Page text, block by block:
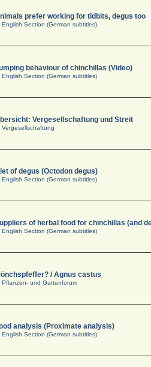
prefer working for tidbits, degus too
English Section (German subtitles)
behaviour of chinchillas (Video)
English Section (German subtitles)
Vergesellschaftung und Streit
Vergesellschaftung
of degus (Octodon degus)
English Section (German subtitles)
of herbal food for chinchillas (and
English Section (German subtitles)
/ Agnus castus
Pflanzen- und Gartenforum
analysis (Proximate analysis)
English Section (German subtitles)